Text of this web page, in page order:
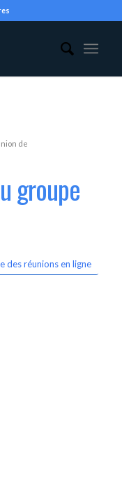
de
groupe
des réunions en ligne